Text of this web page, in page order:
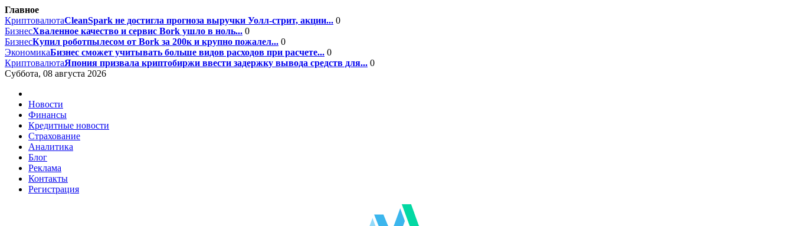
Главное
КриптовалютаCleanSpark не достигла прогноза выручки Уолл-стрит, акции... 0
БизнесХваленное качество и сервис Bork ушло в ноль... 0
БизнесКупил роботпылесом от Bork за 200к и крупно пожалел... 0
ЭкономикаБизнес сможет учитывать больше видов расходов при расчете... 0
КриптовалютаЯпония призвала криптобиржи ввести задержку вывода средств для... 0
Суббота, 08 августа 2026
Новости
Финансы
Кредитные новости
Страхование
Аналитика
Блог
Реклама
Контакты
Регистрация